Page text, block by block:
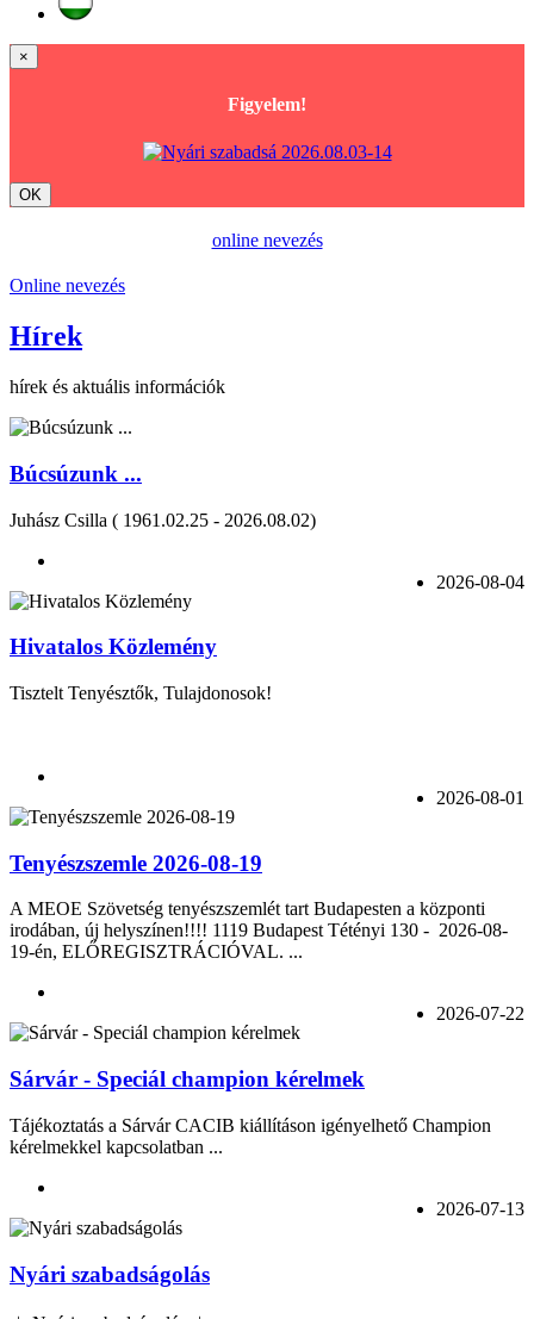
×
Figyelem!
OK
online nevezés
Online nevezés
Hírek
hírek és aktuális információk
Búcsúzunk ...
Juhász Csilla ( 1961.02.25 - 2026.08.02)
2026-08-04
Hivatalos Közlemény
Tisztelt Tenyésztők, Tulajdonosok!
2026-08-01
Tenyészszemle 2026-08-19
A MEOE Szövetség tenyészszemlét tart Budapesten a központi
irodában, új helyszínen!!!! 1119 Budapest Tétényi 130 - 2026-08-
19-én, ELŐREGISZTRÁCIÓVAL. ...
2026-07-22
Sárvár - Speciál champion kérelmek
Tájékoztatás a Sárvár CACIB kiállításon igényelhető Champion
kérelmekkel kapcsolatban ...
2026-07-13
Nyári szabadságolás